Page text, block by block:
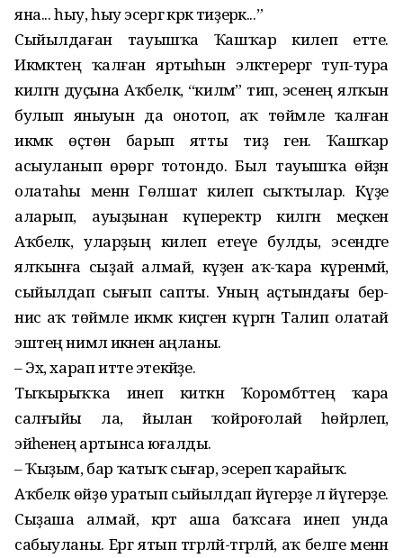
яна... һыу, һыу эсергә кәрәк тиҙерәк...”
Сыйылдаған тауышҡа Ҡашҡар килеп етте.
Икмәктең ҡалған яртыһын эләктерергә туп-тура
килгән дуҫына Аҡбеләк, “килмә” тип, эсенең ялҡын
булып яныуын да онотоп, аҡ төймәле ҡалған
икмәк өҫтөнә барып ятты тиҙ генә. Ҡашҡар
асыуланып өрөргә тотондо. Был тауышҡа өйҙән
олатаһы менән Гөлшат килеп сыҡтылар. Күҙе
аларып, ауыҙынан күперектәр килгән меҫкен
Аҡбеләк, уларҙың килеп етеүе булды, эсендәге
ялҡынға сыҙай алмай, күҙенә аҡ-ҡара күренмәй,
сыйылдап сығып сапты. Уның аҫтындағы бер-
нисә аҡ төймәле икмәк киҫәген күргән Талип олатай
эштең нимәлә икәнен аңланы.
– Эх, харап итте этекәйҙе.
Тыҡырыҡҡа инеп киткән Ҡоромбәттең ҡара
салғыйы ла, йылан ҡойроғолай һөйрәлеп,
эйәһенең артынса юғалды.
– Ҡыҙым, бар ҡатыҡ сығар, эсереп ҡарайыҡ.
Аҡбеләк өйҙө уратып сыйылдап йүгерҙе лә йүгерҙе.
Сыҙаша алмай, кәртә аша баҡсаға инеп унда
сабыуланы. Ергә ятып тәгәрләй-тәгәрләй, аҡ беләге менән